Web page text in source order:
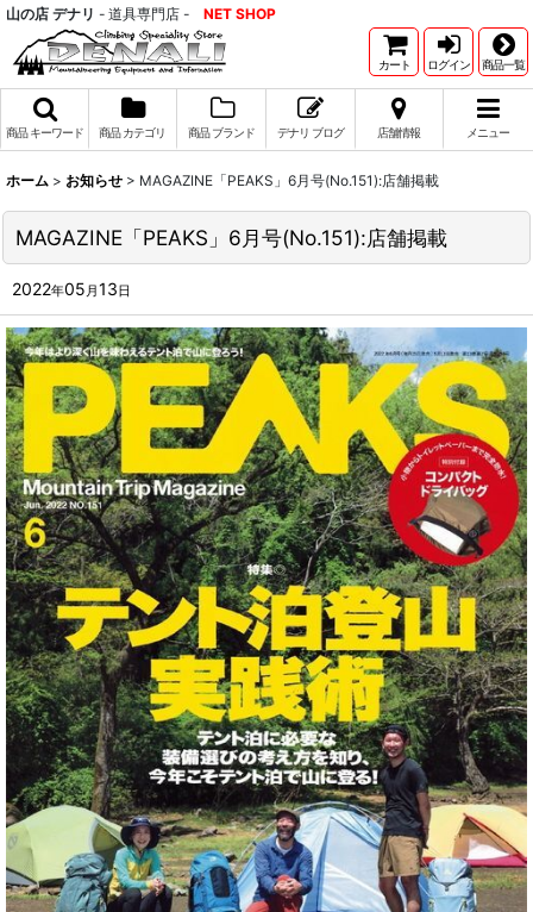
山の店 デナリ - 道具専門店 - NET SHOP
カート ログイン 商品一覧
商品 キーワード 商品 カテゴリ 商品 ブランド デナリ ブログ 店舗情報 メニュー
ホーム > お知らせ > MAGAZINE「PEAKS」6月号(No.151):店舗掲載
MAGAZINE「PEAKS」6月号(No.151):店舗掲載
2022年05 月13日